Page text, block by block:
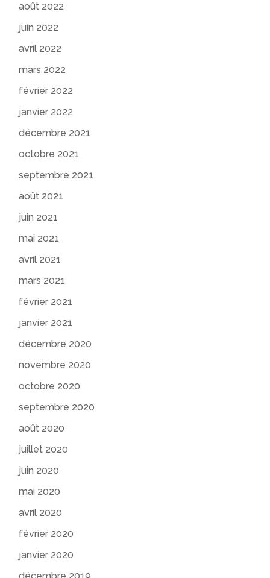
août 2022
juin 2022
avril 2022
mars 2022
février 2022
janvier 2022
décembre 2021
octobre 2021
septembre 2021
août 2021
juin 2021
mai 2021
avril 2021
mars 2021
février 2021
janvier 2021
décembre 2020
novembre 2020
octobre 2020
septembre 2020
août 2020
juillet 2020
juin 2020
mai 2020
avril 2020
février 2020
janvier 2020